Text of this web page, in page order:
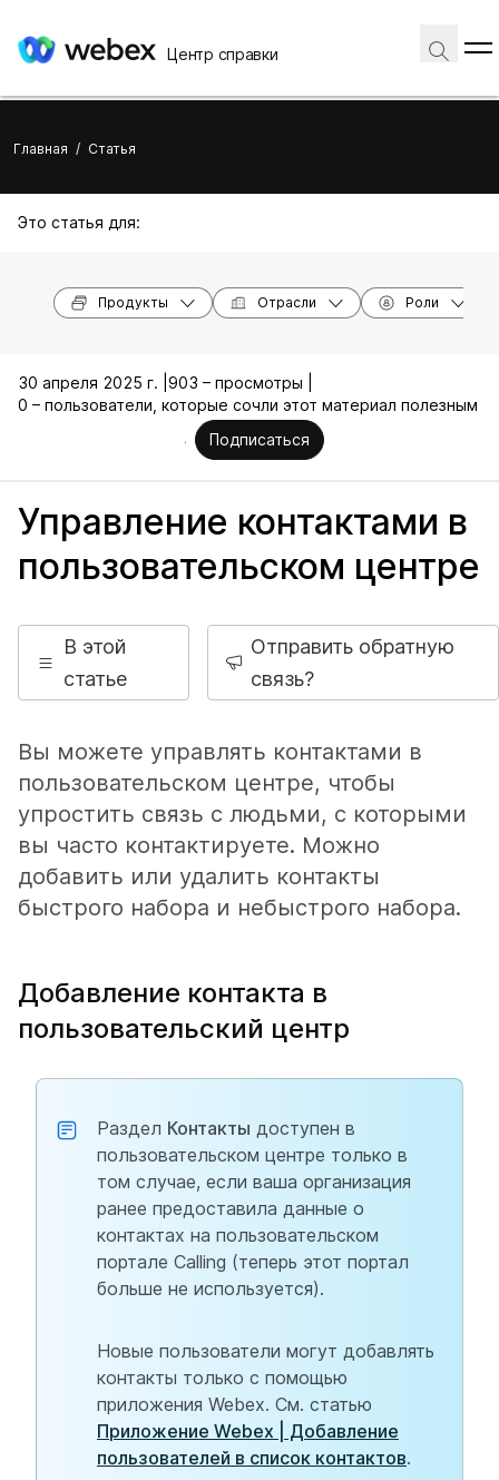
Центр справки
Главная / Статья
Это статья для:
Продукты Отрасли Роли
30 апреля 2025 г. | 903 – просмотры |
0 – пользователи, которые сочли этот материал полезным
Подписаться
Управление контактами в
пользовательском центре
В этой
статье
Отправить обратную
связь?
Вы можете управлять контактами в
пользовательском центре, чтобы
упростить связь с людьми, с которыми
вы часто контактируете. Можно
добавить или удалить контакты
быстрого набора и небыстрого набора.
Добавление контакта в
пользовательский центр
Раздел Контакты доступен в
пользовательском центре только в
том случае, если ваша организация
ранее предоставила данные о
контактах на пользовательском
портале Calling (теперь этот портал
больше не используется).
Новые пользователи могут добавлять
контакты только с помощью
приложения Webex. См. статью
Приложение Webex | Добавление
пользователей в список контактов.